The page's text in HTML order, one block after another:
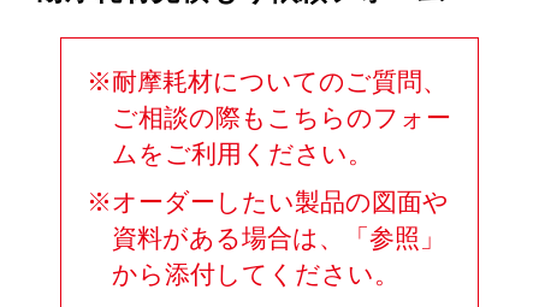
※耐摩耗材についてのご質問、
ご相談の際もこちらのフォー
ムをご利用ください。
※オーダーしたい製品の図面や
資料がある場合は、「参照」
から添付してください。